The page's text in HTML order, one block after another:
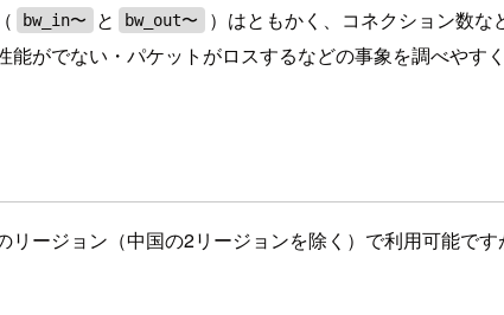
bw_in〜 と bw_out〜
）はともかく、コネクション数
がでない・パケットがロスするなどの事象を調べやす
リージョン（中国の2リージョンを除く）で利用可能で